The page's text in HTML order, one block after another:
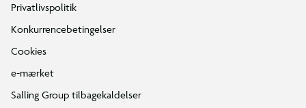
Privatlivspolitik
Konkurrencebetingelser
Cookies
e-mærket
Salling Group tilbagekaldelser